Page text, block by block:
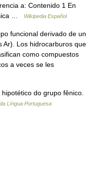
a: Contenido 1 En
…
Wikipedia Español
funcional derivado de un
Ar). Los hidrocarburos que
como compuestos
a veces se les
do grupo fênico.
Língua Portuguesa